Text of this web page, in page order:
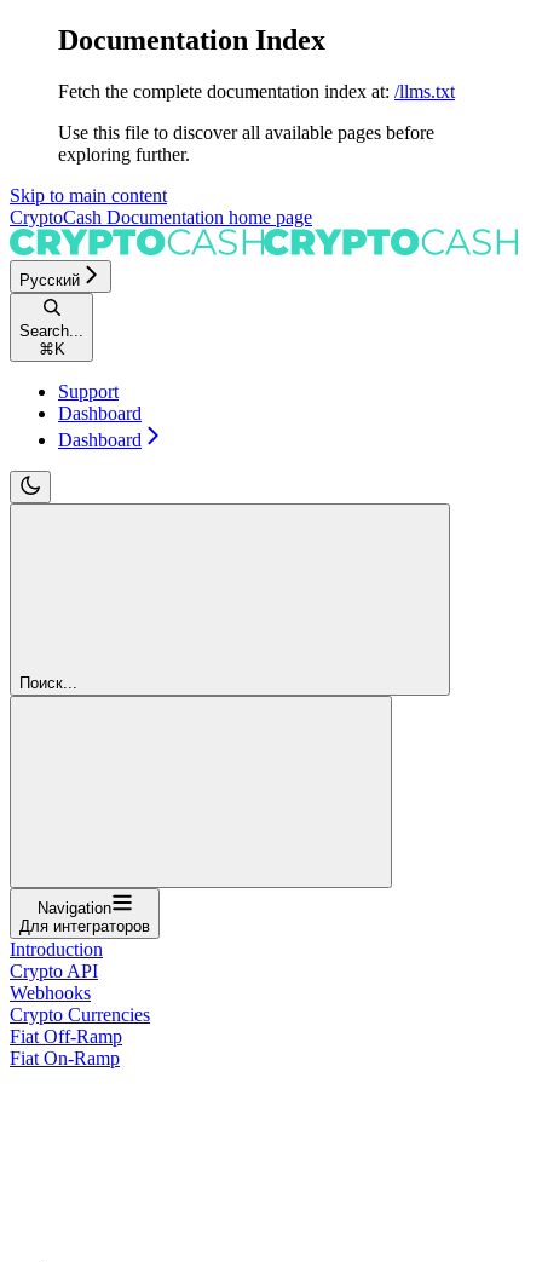
Documentation Index
Fetch the complete documentation index at: /llms.txt
Use this file to discover all available pages before
exploring further.
Skip to main content
CryptoCash Documentation home page
Русский
Search...
⌘ K
Support
Dashboard
Dashboard
Поиск...
Navigation
Для интеграторов
Introduction
Crypto API
Webhooks
Crypto Currencies
Fiat Off-Ramp
Fiat On-Ramp